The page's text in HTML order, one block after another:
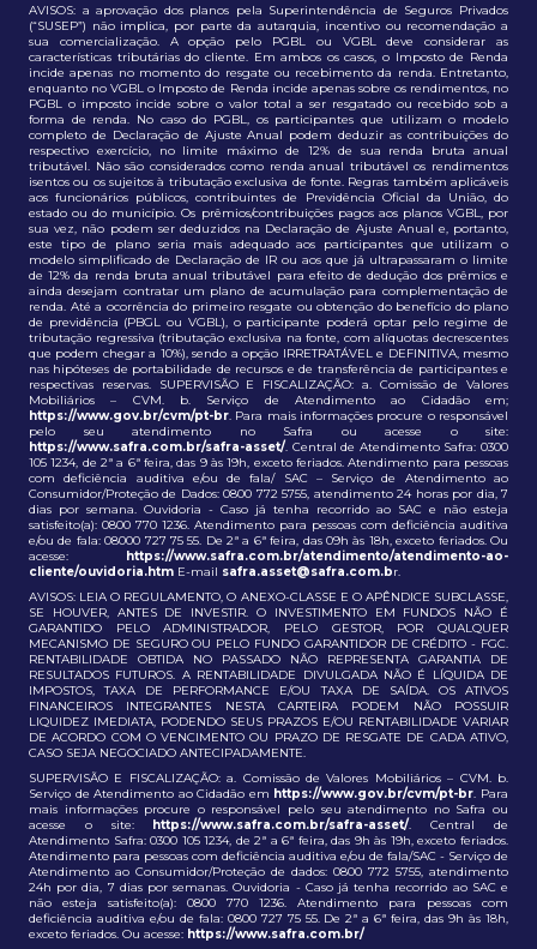
AVISOS: a aprovação dos planos pela Superintendência de Seguros Privados
(“SUSEP”) não implica, por parte da autarquia, incentivo ou recomendação a
sua comercialização. A opção pelo PGBL ou VGBL deve considerar as
características tributárias do cliente. Em ambos os casos, o Imposto de Renda
incide apenas no momento do resgate ou recebimento da renda. Entretanto,
enquanto no VGBL o Imposto de Renda incide apenas sobre os rendimentos, no
PGBL o imposto incide sobre o valor total a ser resgatado ou recebido sob a
forma de renda. No caso do PGBL, os participantes que utilizam o modelo
completo de Declaração de Ajuste Anual podem deduzir as contribuições do
respectivo exercício, no limite máximo de 12% de sua renda bruta anual
tributável. Não são considerados como renda anual tributável os rendimentos
isentos ou os sujeitos à tributação exclusiva de fonte. Regras também aplicáveis
aos funcionários públicos, contribuintes de Previdência Oficial da União, do
estado ou do município. Os prêmios/contribuições pagos aos planos VGBL, por
sua vez, não podem ser deduzidos na Declaração de Ajuste Anual e, portanto,
este tipo de plano seria mais adequado aos participantes que utilizam o
modelo simplificado de Declaração de IR ou aos que já ultrapassaram o limite
de 12% da renda bruta anual tributável para efeito de dedução dos prêmios e
ainda desejam contratar um plano de acumulação para complementação de
renda. Até a ocorrência do primeiro resgate ou obtenção do benefício do plano
de previdência (PBGL ou VGBL), o participante poderá optar pelo regime de
tributação regressiva (tributação exclusiva na fonte, com alíquotas decrescentes
que podem chegar a 10%), sendo a opção IRRETRATÁVEL e DEFINITIVA, mesmo
nas hipóteses de portabilidade de recursos e de transferência de participantes e
respectivas reservas. SUPERVISÃO E FISCALIZAÇÃO: a. Comissão de Valores
Mobiliários – CVM. b. Serviço de Atendimento ao Cidadão em;
https://www.gov.br/cvm/pt-br. Para mais informações procure o responsável
pelo seu atendimento no Safra ou acesse o site:
https://www.safra.com.br/safra-asset/. Central de Atendimento Safra: 0300
105 1234, de 2ª a 6ª feira, das 9 às 19h, exceto feriados. Atendimento para pessoas
com deficiência auditiva e/ou de fala/ SAC – Serviço de Atendimento ao
Consumidor/Proteção de Dados: 0800 772 5755, atendimento 24 horas por dia, 7
dias por semana. Ouvidoria - Caso já tenha recorrido ao SAC e não esteja
satisfeito(a): 0800 770 1236. Atendimento para pessoas com deficiência auditiva
e/ou de fala: 08000 727 75 55. De 2ª a 6ª feira, das 09h às 18h, exceto feriados. Ou
acesse: https://www.safra.com.br/atendimento/atendimento-ao-
cliente/ouvidoria.htm E-mail safra.asset@safra.com.br.
AVISOS: LEIA O REGULAMENTO, O ANEXO-CLASSE E O APÊNDICE SUBCLASSE,
SE HOUVER, ANTES DE INVESTIR. O INVESTIMENTO EM FUNDOS NÃO É
GARANTIDO PELO ADMINISTRADOR, PELO GESTOR, POR QUALQUER
MECANISMO DE SEGURO OU PELO FUNDO GARANTIDOR DE CRÉDITO - FGC.
RENTABILIDADE OBTIDA NO PASSADO NÃO REPRESENTA GARANTIA DE
RESULTADOS FUTUROS. A RENTABILIDADE DIVULGADA NÃO É LÍQUIDA DE
IMPOSTOS, TAXA DE PERFORMANCE E/OU TAXA DE SAÍDA. OS ATIVOS
FINANCEIROS INTEGRANTES NESTA CARTEIRA PODEM NÃO POSSUIR
LIQUIDEZ IMEDIATA, PODENDO SEUS PRAZOS E/OU RENTABILIDADE VARIAR
DE ACORDO COM O VENCIMENTO OU PRAZO DE RESGATE DE CADA ATIVO,
CASO SEJA NEGOCIADO ANTECIPADAMENTE.
SUPERVISÃO E FISCALIZAÇÃO: a. Comissão de Valores Mobiliários – CVM. b.
Serviço de Atendimento ao Cidadão em https://www.gov.br/cvm/pt-br. Para
mais informações procure o responsável pelo seu atendimento no Safra ou
acesse o site: https://www.safra.com.br/safra-asset/. Central de
Atendimento Safra: 0300 105 1234, de 2ª a 6ª feira, das 9h às 19h, exceto feriados.
Atendimento para pessoas com deficiência auditiva e/ou de fala/SAC - Serviço de
Atendimento ao Consumidor/Proteção de dados: 0800 772 5755, atendimento
24h por dia, 7 dias por semanas. Ouvidoria - Caso já tenha recorrido ao SAC e
não esteja satisfeito(a): 0800 770 1236. Atendimento para pessoas com
deficiência auditiva e/ou de fala: 0800 727 75 55. De 2ª a 6ª feira, das 9h às 18h,
exceto feriados. Ou acesse: https://www.safra.com.br/